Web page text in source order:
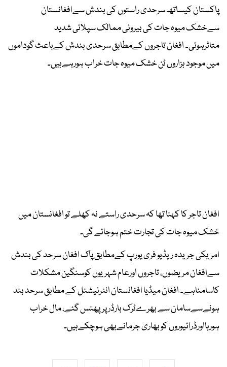
پاکستان کیساتھ سرحدی راستوں کی بندش سےافغانستان
سےخشک میوہ جات کی بیرونی ممالک سپلائی شدید
متاثرہوئی۔ افغان تاجروں کےمطابق سرحدی بندش کےباعث گوداموں
میں موجود ہزاروں ٹن خشک میوہ جات خراب ہورہےہیں۔
افغان تاجر کا کہنا تھا کہ سرحدی راستے نہ کھلے تو افغانستان میں
خشک میوہ جات کی تجارت ختم ہوجائے گی۔
امریکی جریدہ ریڈیو فری یورپ کےمطابق پاک افغان سرحد کی بندش
سےافغان مریضوں، تاجروں اورعام شہریوں کوسنگین مشکلات
کاسامناہے۔ افغان میڈیا افغانستان انٹرنیشنل کے مطابق سرحد بند
ہونےسےسامان سے بھرےٹرک بارڈر پرپھنس گئے، مال خراب
ہورہااورڈرائیوروں کوبھاری جرمانےبھی ہوچکےہیں۔